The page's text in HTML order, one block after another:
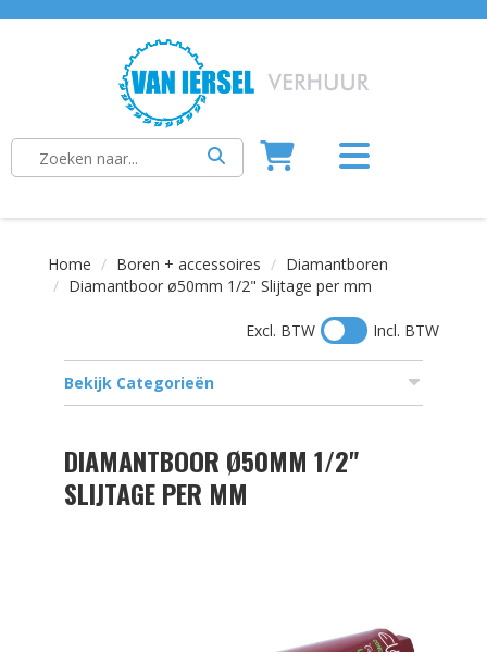
Home Boren + accessoires
Diamantboren
Diamantboor ø50mm 1/2" Slijtage per mm
Excl. BTW Incl. BTW
Bekijk Categorieën
DIAMANTBOOR Ø50MM 1/2"
SLIJTAGE PER MM